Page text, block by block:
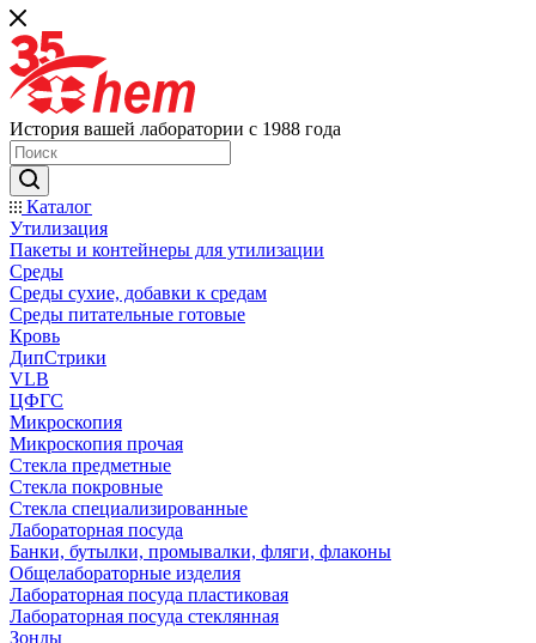
История вашей лаборатории с 1988 года
Каталог
Утилизация
Пакеты и контейнеры для утилизации
Среды
Среды сухие, добавки к средам
Среды питательные готовые
Кровь
ДипСтрики
VLB
ЦФГС
Микроскопия
Микроскопия прочая
Стекла предметные
Стекла покровные
Стекла специализированные
Лабораторная посуда
Банки, бутылки, промывалки, фляги, флаконы
Общелабораторные изделия
Лабораторная посуда пластиковая
Лабораторная посуда стеклянная
Зонды